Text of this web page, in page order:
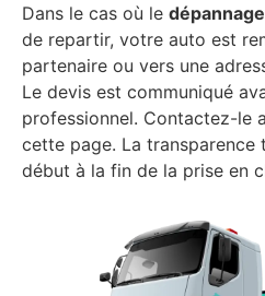
Dans le cas où le dépannage
de repartir, votre auto est
partenaire ou vers une
Le devis est communiqué
professionnel. Contactez-le
cette page. La transparence
début à la fin de la prise en